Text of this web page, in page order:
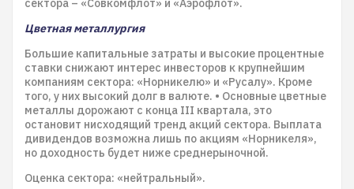
сектора – «Совкомфлот» и «Аэрофлот».
Цветная металлургия
Большие капитальные затраты и высокие процентные
ставки снижают интерес инвесторов к крупнейшим
компаниям сектора: «Норникелю» и «Русалу». Кроме
того, у них высокий долг в валюте. • Основные цветные
металлы дорожают с конца III квартала, это
остановит нисходящий тренд акций сектора. Выплата
дивидендов возможна лишь по акциям «Норникеля»,
но доходность будет ниже среднерыночной.
Оценка сектора: «нейтральный».